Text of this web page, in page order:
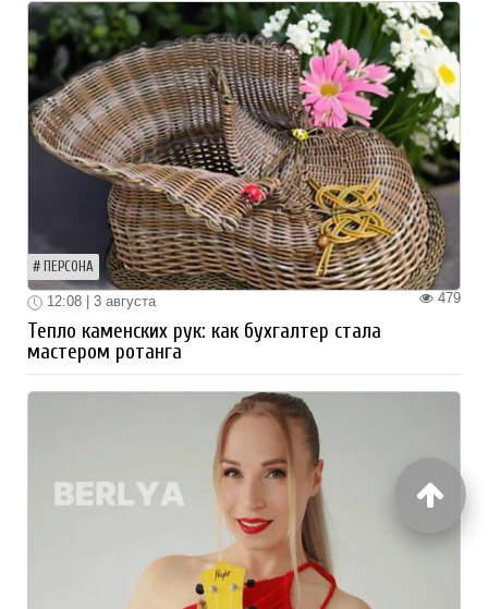
ПЕРСОНА
479
12:08 | 3 августа
Тепло каменских рук: как бухгалтер стала
мастером ротанга